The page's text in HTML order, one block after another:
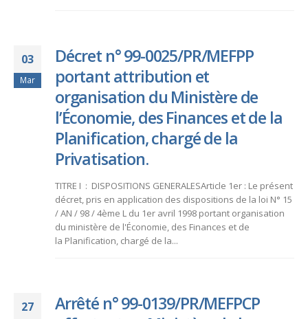
03
Mar
Décret n° 99-0025/PR/MEFPP
portant attribution et
organisation du Ministère de
l’Économie, des Finances et de la
Planification, chargé de la
Privatisation.
TITRE I : DISPOSITIONS GENERALESArticle 1er : Le présent
décret, pris en application des dispositions de la loi N° 15
/ AN / 98 / 4ème L du 1er avril 1998 portant organisation
du ministère de l'Économie, des Finances et de
la Planification, chargé de la...
27
Arrêté n° 99-0139/PR/MEFPCP